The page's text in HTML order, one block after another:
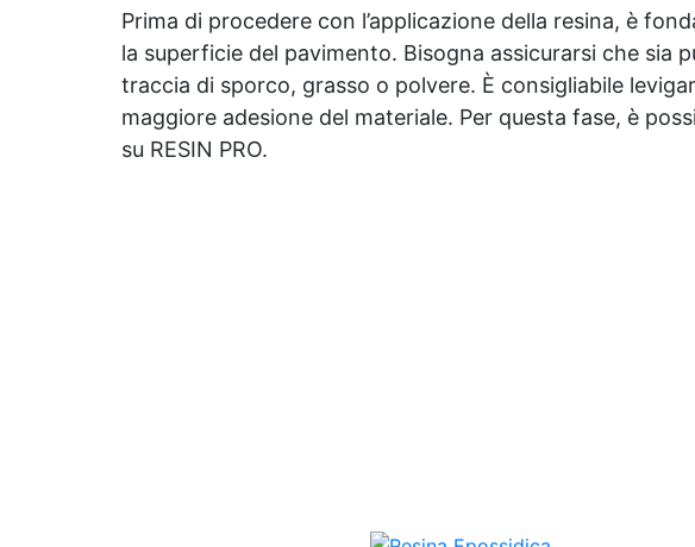
Prima di procedere con l’applicazione della resina, è
la superficie del pavimento. Bisogna assicurarsi che sia
traccia di sporco, grasso o polvere. È consigliabile
maggiore adesione del materiale. Per questa fase, è
su RESIN PRO.